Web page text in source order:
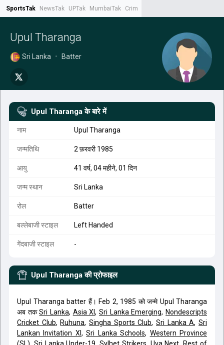
SportsTak NewsTak UPTak MumbaiTak CrimeTak
Upul Tharanga
Sri Lanka • Batter
Upul Tharanga के बारे में
नाम Upul Tharanga
जन्मतिथि 2 फ़रवरी 1985
आयु 41 वर्ष, 04 महीने, 01 दिन
जन्म स्थान Sri Lanka
रोल Batter
बल्लेबाजी स्टाइल Left Handed
गेंदबाजी स्टाइल -
Upul Tharanga की प्रोफाइल
Upul Tharanga batter हैं। Feb 2, 1985 को जन्मे Upul Tharanga
अब तकSri Lanka, Asia XI,Sri Lanka Emerging, Nondescripts
Cricket Club, Ruhuna,Singha Sports Club,Sri Lanka A,Sri
Lankan Invitation XI ,Sri Lanka Schools, Western Province